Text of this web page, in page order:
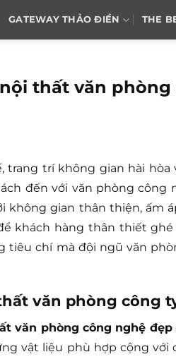
GATEWAY THẢO ĐIỀN THE
thất văn phòng
trang trí không gian hài hòa
đến với văn phòng công
không gian thân thiện, ấm
khách hàng thân thiết
chí mà đội ngũ văn
văn phòng công
văn phòng công nghệ đẹp
vật liệu phù hợp cộng với